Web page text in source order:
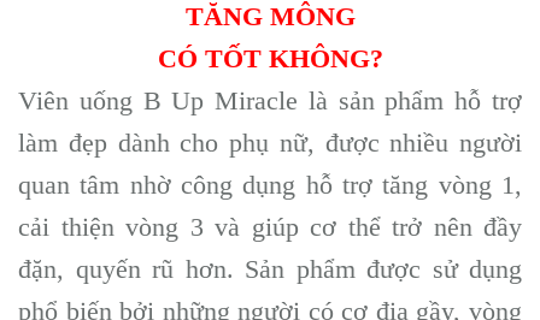
TĂNG MÔNG
CÓ TỐT KHÔNG?
Viên uống B Up Miracle là sản phẩm hỗ trợ
làm đẹp dành cho phụ nữ, được nhiều người
quan tâm nhờ công dụng hỗ trợ tăng vòng 1,
cải thiện vòng 3 và giúp cơ thể trở nên đầy
đặn, quyến rũ hơn. Sản phẩm được sử dụng
phổ biến bởi những người có cơ địa gầy, vòng